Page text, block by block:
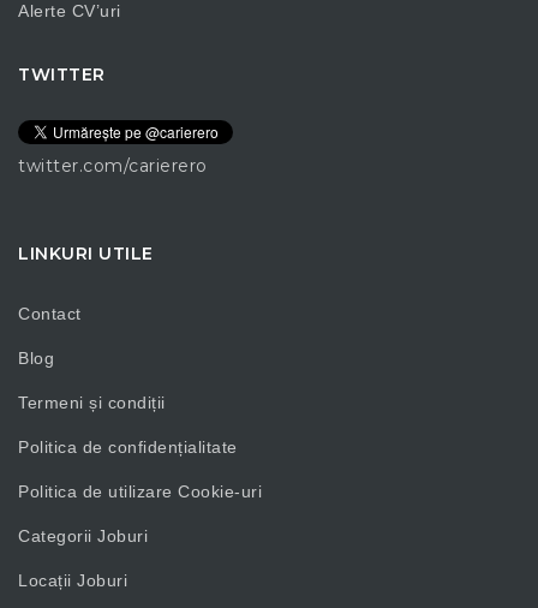
Alerte CV’uri
TWITTER
twitter.com/carierero
LINKURI UTILE
Contact
Blog
Termeni și condiții
Politica de confidențialitate
Politica de utilizare Cookie-uri
Categorii Joburi
Locații Joburi